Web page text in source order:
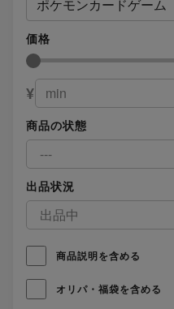
ポケモンカードゲーム
価格
¥
商品の状態
出品状況
商品説明を含める
オリパ・福袋を含める